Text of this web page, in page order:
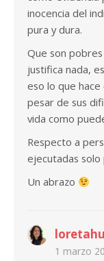
inocencia del
pura y dura.
Que son
justifica nada,
eso lo que
pesar de sus
vida como
Respecto a
ejecutadas
Un abrazo
1 marzo